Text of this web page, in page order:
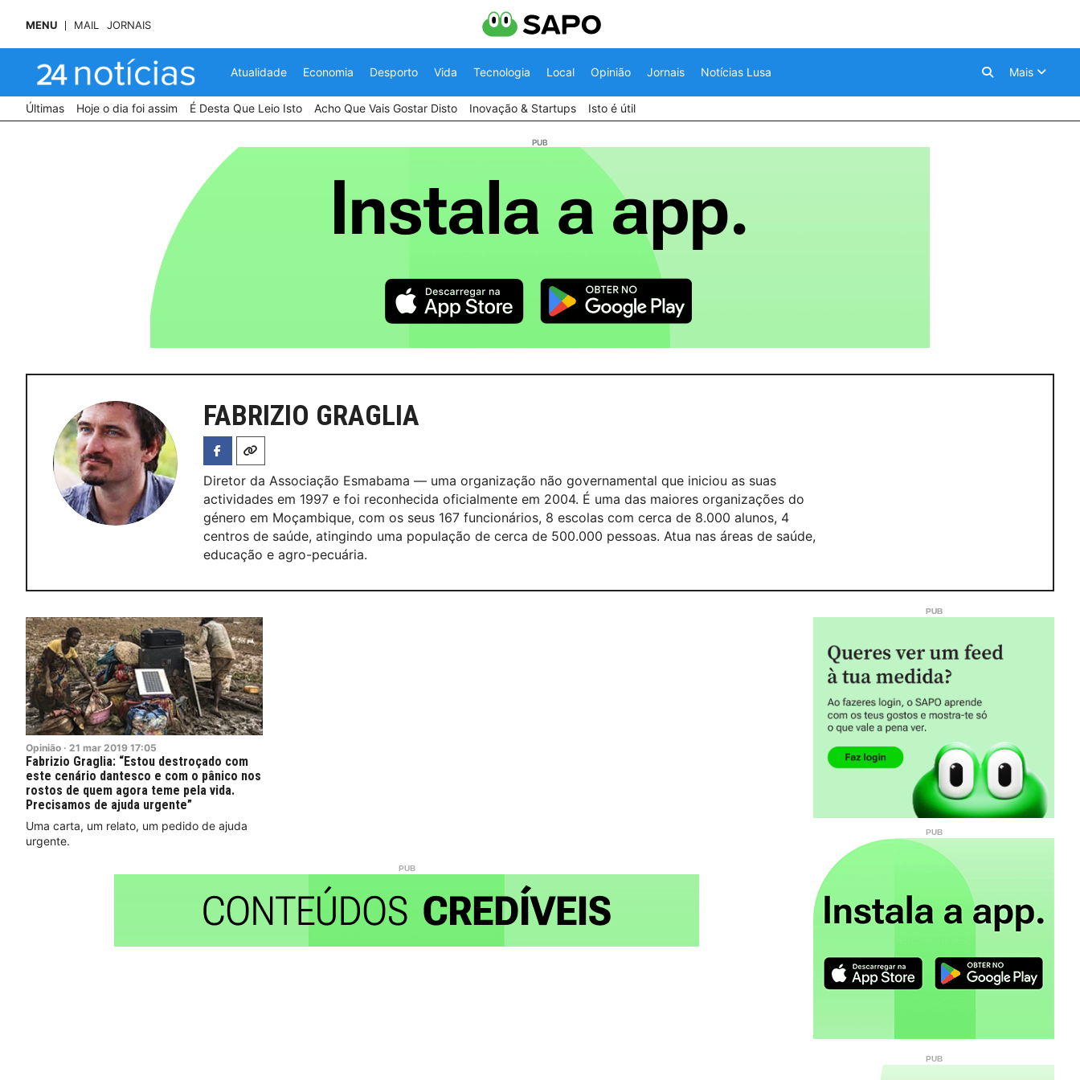
MENU MAIL JORNAIS
Atualidade Economia Desporto Vida Tecnologia Local Opinião Jornais Notícias Lusa Mais
Últimas Hoje o dia foi assim É Desta Que Leio Isto Acho Que Vais Gostar Disto Inovação & Startups Isto é útil
FABRIZIO GRAGLIA
Diretor da Associação Esmabama — uma organização não governamental que iniciou as suas
actividades em 1997 e foi reconhecida oficialmente em 2004. É uma das maiores organizações do
género em Moçambique, com os seus 167 funcionários, 8 escolas com cerca de 8.000 alunos, 4
centros de saúde, atingindo uma população de cerca de 500.000 pessoas. Atua nas áreas de saúde,
educação e agro-pecuária.
Opinião · 21 mar 2019 17:05
Fabrizio Graglia: “Estou destroçado com
este cenário dantesco e com o pânico nos
rostos de quem agora teme pela vida.
Precisamos de ajuda urgente”
Uma carta, um relato, um pedido de ajuda
urgente.